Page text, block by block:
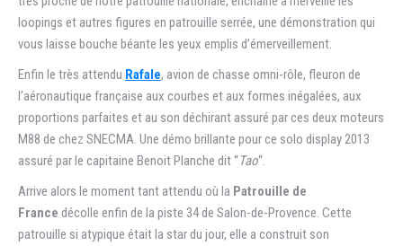
loopings et autres figures en patrouille serrée, une démonstration qui
vous laisse bouche béante les yeux emplis d’émerveillement.
Enfin le très attendu Rafale, avion de chasse omni-rôle, fleuron de
l’aéronautique française aux courbes et aux formes inégalées, aux
proportions parfaites et au son déchirant assuré par ces deux moteurs
M88 de chez SNECMA. Une démo brillante pour ce solo display 2013
assuré par le capitaine Benoit Planche dit “Tao“.
Arrive alors le moment tant attendu où la Patrouille de
France décolle enfin de la piste 34 de Salon-de-Provence. Cette
patrouille si atypique était la star du jour, elle a construit son